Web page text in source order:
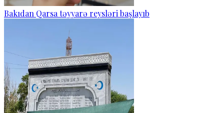
Bakıdan Qarsa təyyarə reysləri başlayıb